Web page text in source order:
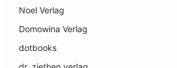
Noel Verlag
Domowina Verlag
dotbooks